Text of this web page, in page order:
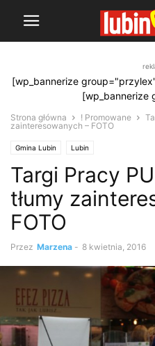
[wp_bannerize
[wp_bannerize
Strona główna ! Promowane
zainteresowanych – FOTO
Gmina Lubin Lubin
Targi Pracy
tłumy
FOTO
Przez Marzena - 8 kwietnia, 2016